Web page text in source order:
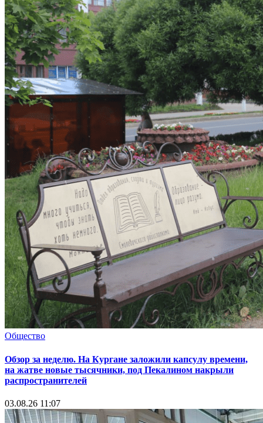
Общество
Обзор за неделю. На Кургане заложили капсулу времени,
на жатве новые тысячники, под Пекалином накрыли
распространителей
03.08.26 11:07